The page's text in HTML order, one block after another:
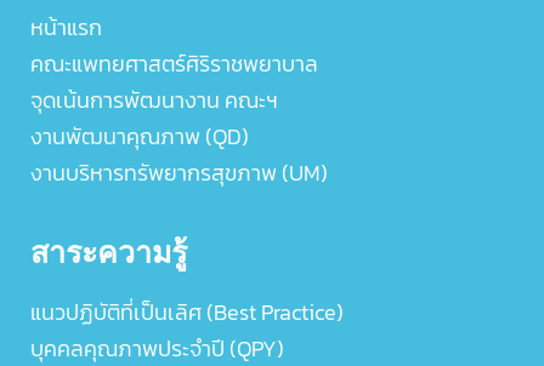
หน้าแรก
คณะแพทยศาสตร์ศิริราชพยาบาล
จุดเน้นการพัฒนางาน คณะฯ
งานพัฒนาคุณภาพ (QD)
งานบริหารทรัพยากรสุขภาพ (UM)
สาระความรู้
แนวปฏิบัติที่เป็นเลิศ (Best Practice)
บุคคลคุณภาพประจำปี (QPY)